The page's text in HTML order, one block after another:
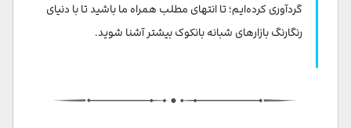
جاده خاوسان (Khao San Road)
بازار شبانه باکس اسپیس راچایوتین (Box Space
گردآوری کرده‌ایم؛ تا انتهای مطلب همراه ما باشید تا با دنیای
رنگارنگ بازارهای شبانه بانکوک بیشتر آشنا شوید.